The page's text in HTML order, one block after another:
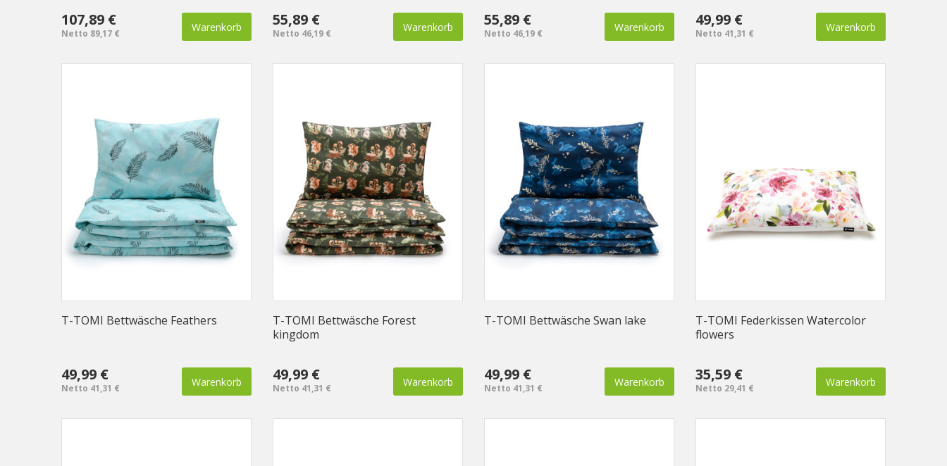
107,89 €
Netto 89,17 € Warenkorb 55,89 €
Netto 46,19 € Warenkorb 55,89 €
Netto 46,19 € Warenkorb 49,99 €
Netto 41,31 € Warenkorb
T-TOMI Bettwäsche Feathers
49,99 €
Netto 41,31 € Warenkorb
T-TOMI Bettwäsche Forest
kingdom
49,99 €
Netto 41,31 € Warenkorb
T-TOMI Bettwäsche Swan lake
49,99 €
Netto 41,31 € Warenkorb
T-TOMI Federkissen Watercolor
flowers
35,59 €
Netto 29,41 € Warenkorb